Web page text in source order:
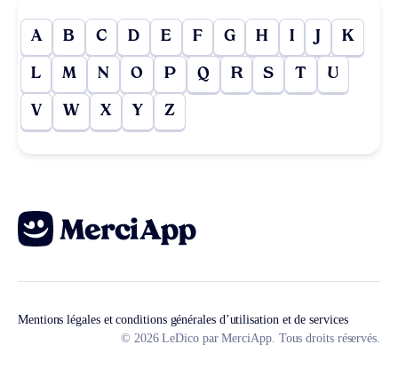
A B C D E F G H I J K
L M N O P Q R S T U
V W X Y Z
Mentions légales et conditions générales d’utilisation et de services
© 2026 LeDico par MerciApp. Tous droits réservés.